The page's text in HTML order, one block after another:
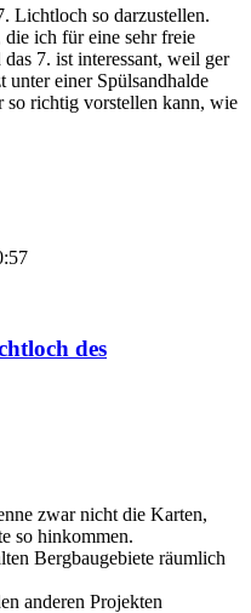
Lichtloch so darzustellen.
ich für eine sehr freie
7. ist interessant, weil ger
unter einer Spülsandhalde
so richtig vorstellen kann, wie
des
zwar nicht die Karten,
so hinkommen.
Bergbaugebiete räumlich
anderen Projekten